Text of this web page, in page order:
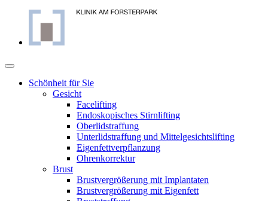
Schönheit für Sie
Gesicht
Facelifting
Endoskopisches Stirnlifting
Oberlidstraffung
Unterlidstraffung und Mittelgesichtslifting
Eigenfettverpflanzung
Ohrenkorrektur
Brust
Brustvergrößerung mit Implantaten
Brustvergrößerung mit Eigenfett